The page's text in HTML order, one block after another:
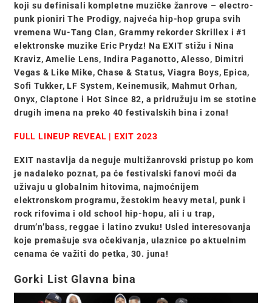
koji su definisali kompletne muzičke žanrove – electro-
punk pioniri The Prodigy, najveća hip-hop grupa svih
vremena Wu-Tang Clan, Grammy rekorder Skrillex i #1
elektronske muzike Eric Prydz! Na EXIT stižu i Nina
Kraviz, Amelie Lens, Indira Paganotto, Alesso, Dimitri
Vegas & Like Mike, Chase & Status, Viagra Boys, Epica,
Sofi Tukker, LF System, Keinemusik, Mahmut Orhan,
Onyx, Claptone i Hot Since 82, a pridružuju im se stotine
drugih imena na preko 40 festivalskih bina i zona!
FULL LINEUP REVEAL | EXIT 2023
EXIT nastavlja da neguje multižanrovski pristup po kom
je nadaleko poznat, pa će festivalski fanovi moći da
uživaju u globalnim hitovima, najmoćnijem
elektronskom programu, žestokim heavy metal, punk i
rock rifovima i old school hip-hopu, ali i u trap,
drum’n’bass, reggae i latino zvuku! Usled interesovanja
koje premašuje sva očekivanja, ulaznice po aktuelnim
cenama će važiti do petka, 30. juna!
Gorki List Glavna bina